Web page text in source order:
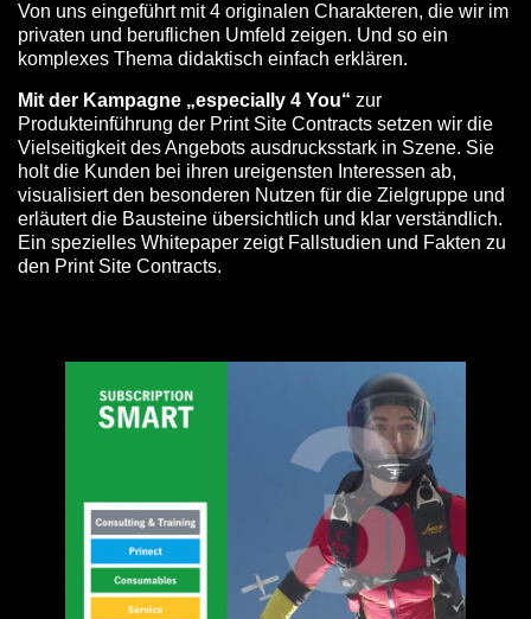
Von uns eingeführt mit 4 originalen Charakteren, die wir im
privaten und beruflichen Umfeld zeigen. Und so ein
komplexes Thema didaktisch einfach erklären.
Mit der Kampagne „especially 4 You“ zur
Produkteinführung der Print Site Contracts setzen wir die
Vielseitigkeit des Angebots ausdrucksstark in Szene. Sie
holt die Kunden bei ihren ureigensten Interessen ab,
visualisiert den besonderen Nutzen für die Zielgruppe und
erläutert die Bausteine übersichtlich und klar verständlich.
Ein spezielles Whitepaper zeigt Fallstudien und Fakten zu
den Print Site Contracts.